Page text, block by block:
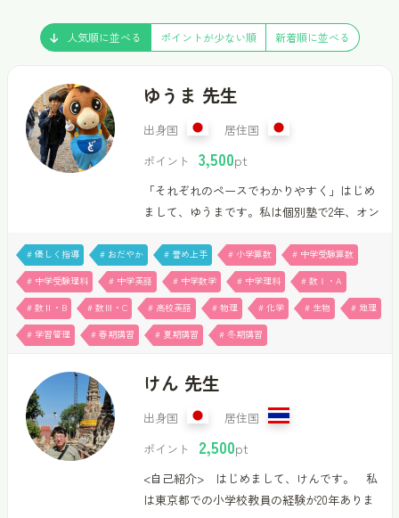
人気順に並べる ポイントが少ない順 新着順に並べる
ゆうま 先生
出身国
居住国
ポイント
3,500pt
「それぞれのペースでわかりやすく」はじめ
まして、ゆうまです。私は個別塾で2年、オン
した。生徒が自分自身のペースで理解できる
ような指導を心がけます。主に中学生の数
学、英語、理科、高校生の数学、英語、化
学、物理、生物の指導を担当させていただき
ます。特に数学や物理は覚えることよりも、
ホワイトボードや図をつかった理解しやすい
授業を心がけようと思います。現在、１コマ
50分 3500ポイントで受講可能です。一緒に理
解することの楽しさを学びませんか。＝ゆう
福島県立医科大学医学部に入学した医…
# 優しく指導 # おだやか # 誉め上手 # 小学算数
# 中学受験算数
# 中学受験理科
# 中学英語 # 中学数学 # 中学理科
# 数Ⅰ・A
# 数Ⅱ・B
# 数Ⅲ・C # 高校英語 # 物理 # 化学 # 生物
# 地理
# 学習管理
# 春期講習 # 夏期講習 # 冬期講習
けん 先生
出身国
居住国
ポイント
2,500pt
<自己紹介> はじめまして、けんです。 私
は東京都での小学校教員の経験が20年ありま